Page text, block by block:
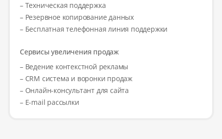
– Техническая поддержка
– Резервное копирование данных
– Бесплатная телефонная линия поддержки
Сервисы увеличения продаж
– Ведение контекстной рекламы
– CRM система и воронки продаж
– Онлайн-консультант для сайта
– E-mail рассылки